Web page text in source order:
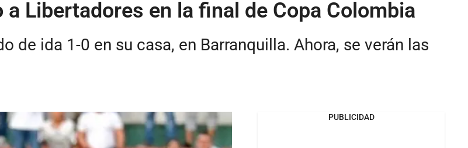
Libertadores en la final de Copa Colombia
de ida 1-0 en su casa, en Barranquilla. Ahora, se verán las
PUBLICIDAD